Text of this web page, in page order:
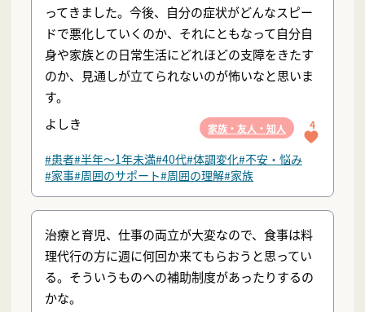
ってきました。今後、自分の症状がどんなスピー
ドで悪化していくのか、それにともなって自分自
身や家族との日常生活にどれほどの支障をきたす
のか、見通しが立てられないのが怖いなと思いま
す。
よしき
家族・友人・知人 4
#患者#半年〜1年未満#40代#体調変化#不安・悩み
#家事#周囲のサポート#周囲の理解#家族
治療と育児、仕事の両立が大変なので、食事は料
理代行の方に週に何回か来てもらおうと思ってい
る。そういうものへの補助制度があったりするの
かな。